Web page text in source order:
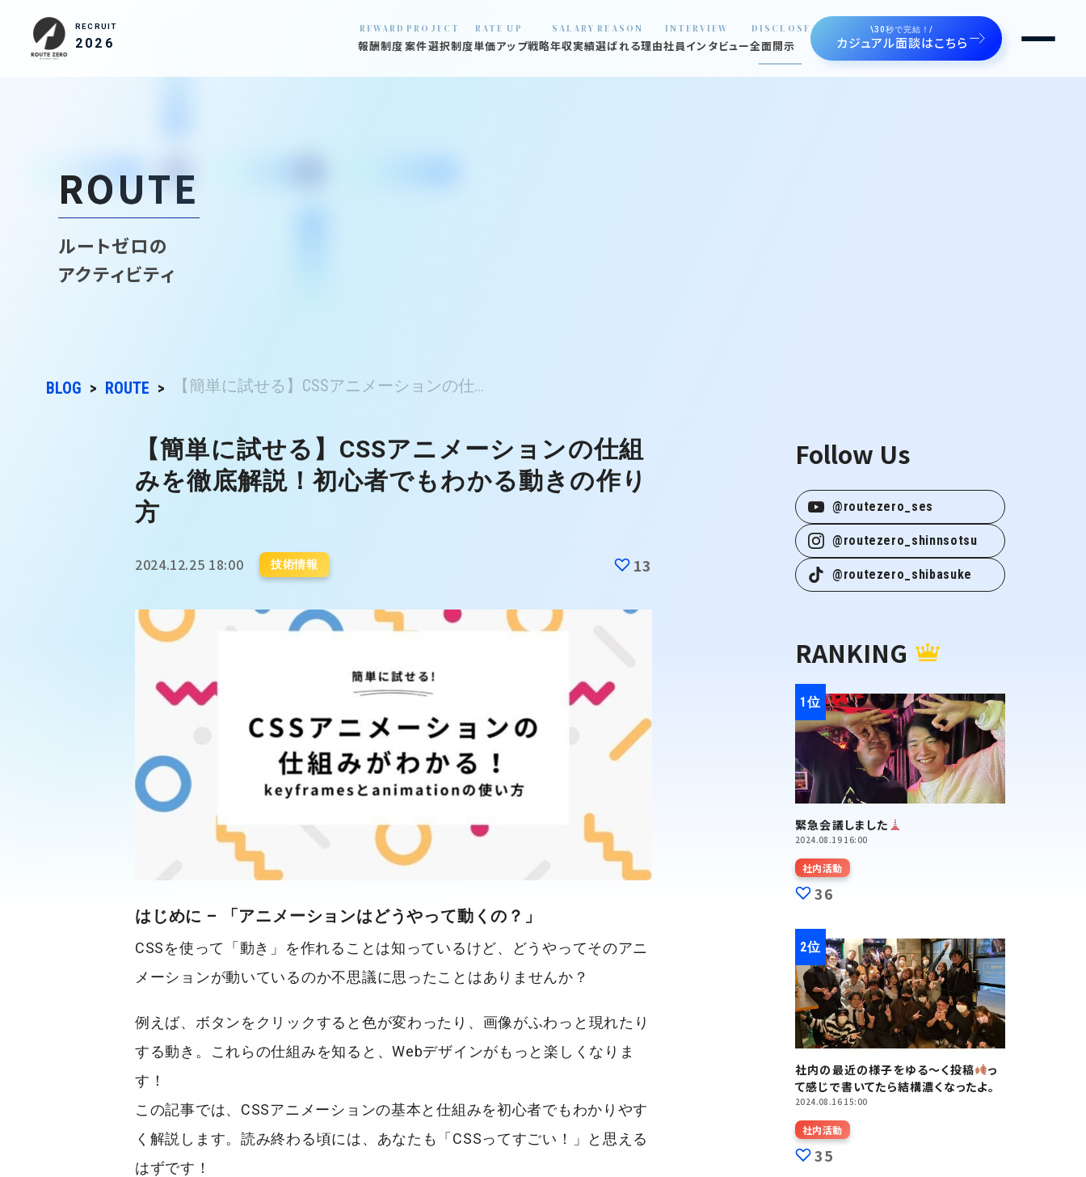
RECRUIT
2026
REWARD
報酬制度
PROJECT
案件選択制度
RATE UP
単価アップ戦略
SALARY
年収実績
REASON
選ばれる理由
INTERVIEW
社員インタビュー
DISCLOSE
全面開示
\30秒で完結！/
カジュアル面談はこちら
ROUTE
ルートゼロの
アクティビティ
BLOG ROUTE 【簡単に試せる】CSSアニメーションの仕...
【簡単に試せる】CSSアニメーションの仕組
みを徹底解説！初心者でもわかる動きの作り
方
2024.12.25 18:00 技術情報 13
はじめに – 「アニメーションはどうやって動くの？」
CSSを使って「動き」を作れることは知っているけど、どうやってそのアニ
メーションが動いているのか不思議に思ったことはありませんか？
例えば、ボタンをクリックすると色が変わったり、画像がふわっと現れたり
する動き。これらの仕組みを知ると、Webデザインがもっと楽しくなりま
す！
この記事では、CSSアニメーションの基本と仕組みを初心者でもわかりやす
く解説します。読み終わる頃には、あなたも「CSSってすごい！」と思える
はずです！
Follow Us
@routezero_ses
@routezero_shinnsotsu
@routezero_shibasuke
RANKING
緊急会議しました
2024.08.19 16:00
社内活動
36
社内の最近の様子をゆる～く投稿
っ
て感じで書いてたら結構濃くなったよ。
2024.08.16 15:00
社内活動
35